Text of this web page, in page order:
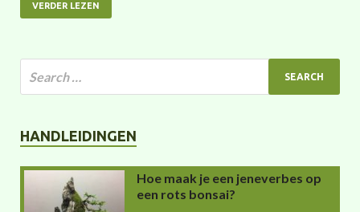
VERDER LEZEN
HANDLEIDINGEN
Hoe maak je een jeneverbes op
een rots bonsai?